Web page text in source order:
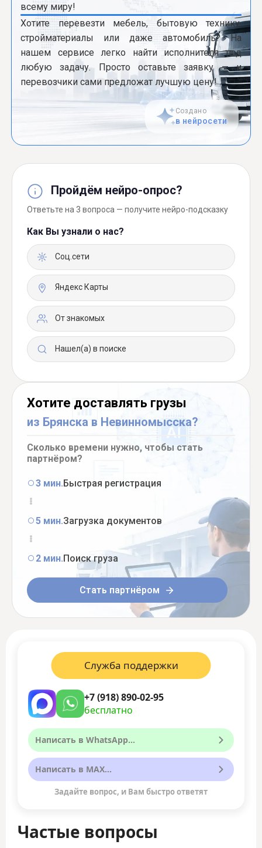
всему миру!
Хотите перевезти мебель, бытовую технику,
стройматериалы или даже автомобиль? На
нашем сервисе легко найти исполнителя под
любую задачу. Просто оставьте заявку — и
перевозчики сами предложат лучшую цену!
Создано
в нейросети
Пройдём нейро-опрос?
Ответьте на 3 вопроса — получите нейро-подсказку
Как Вы узнали о нас?
Соц.сети
Яндекс Карты
От знакомых
Нашел(а) в поиске
Хотите доставлять грузы
из Брянска в Невинномысска?
Сколько времени нужно, чтобы стать
партнёром?
3 мин.Быстрая регистрация
5 мин.Загрузка документов
2 мин.Поиск груза
Стать партнёром
Частые вопросы
Служба поддержки
+7 (918) 890-02-95
бесплатно
Написать в WhatsApp...
Написать в MAX...
Задайте вопрос, и Вам быстро ответят